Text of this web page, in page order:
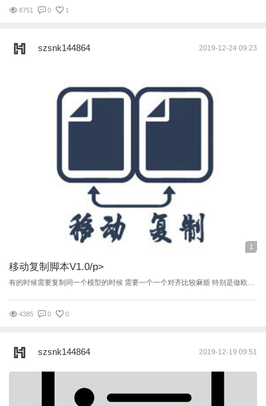
8751 0 1
szsnk144864 2019-12-24 09:23
1
移动复制脚本V1.0/p>
有的时候需要复制同一个模型的时候 需要一个一个对齐比较麻烦 特别是做欧式柜门的的时候比较麻烦 用这个款脚本就可以免去一个一个对其的麻烦 --------------------------------------------------------- 蓝奏云下载（推荐） https://www.lanzous.com/b07lakv9e 密码:h9ic --------------------------------------------------------- 百度云下载 https://pan.baidu.com/s/1bo1iykwQlLjbqipDekIBag 提取码：gw43 ----------使用教程----------
4385 0 0
szsnk144864 2019-12-19 09:51